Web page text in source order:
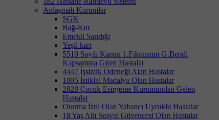
Anlaşmalı Kurumlar
SGK
Bağ-Kur
Emekli Sandığı
Yeşil kart
5510 Sayılı Kanun 1.Fıkrasının G.Bendi
Kapsamına Giren Hastalar
4447 İşsizlik Ödeneği Alan Hastalar
1005 İstiklal Madalya Olan Hastalar
2828 Çocuk Esirgeme Kurumundan Gelen
Hastalar
Oturma İzni Olan Yabancı Uyruklu Hastalar
18 Yaş Altı Sosyal Güvencesi Olan Hastalar